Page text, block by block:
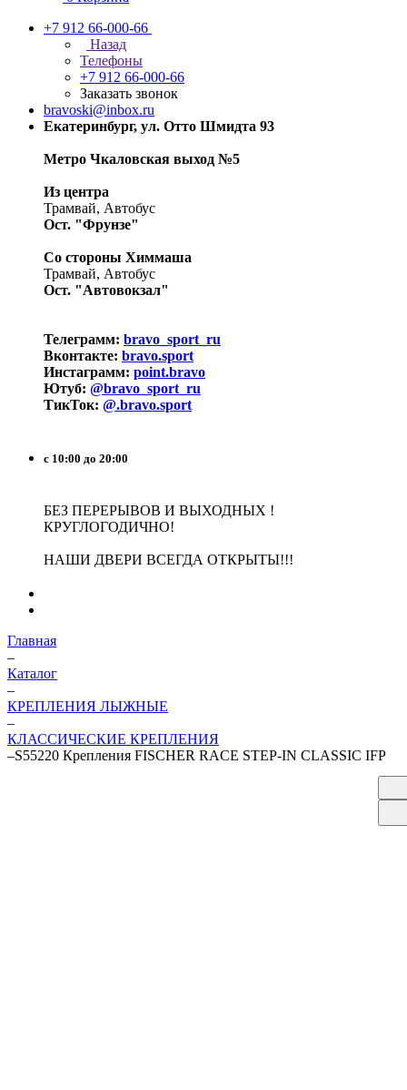
+7 912 66-000-66
Назад
Телефоны
+7 912 66-000-66
Заказать звонок
bravoski@inbox.ru
Екатеринбург, ул. Отто Шмидта 93
Метро Чкаловская выход №5
Из центра
Трамвай, Автобус
Ост. "Фрунзе"
Со стороны Химмаша
Трамвай, Автобус
Ост. "Автовокзал"
Телеграмм: bravo_sport_ru
Вконтакте: bravo.sport
Инстаграмм: point.bravo
Ютуб: @bravo_sport_ru
ТикТок: @.bravo.sport
с 10:00 до 20:00
БЕЗ ПЕРЕРЫВОВ И ВЫХОДНЫХ !
КРУГЛОГОДИЧНО!
НАШИ ДВЕРИ ВСЕГДА ОТКРЫТЫ!!!
Главная
–
Каталог
–
КРЕПЛЕНИЯ ЛЫЖНЫЕ
–
КЛАССИЧЕСКИЕ КРЕПЛЕНИЯ
–S55220 Крепления FISCHER RACE STEP-IN CLASSIC IFP